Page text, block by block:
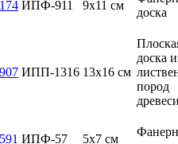
ИПФ-911 9х11 см
доска
ИПП-1316 13x16 см
доска
пород
ИПФ-57 5x7 см